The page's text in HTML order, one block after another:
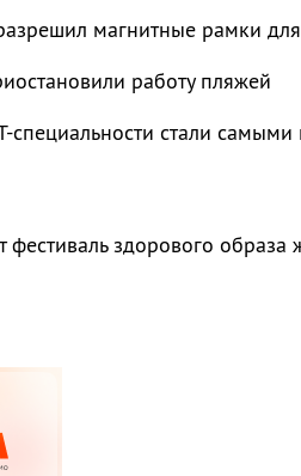
магнитные рамки
работу пляжей
стали
фестиваль здорового